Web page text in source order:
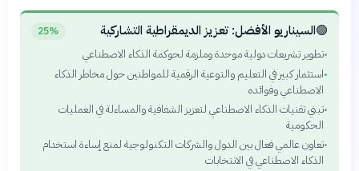
🟢السيناريو الأفضل: تعزيز الديمقراطية التشاركية 25%
•تطوير تشريعات دولية موحدة وملزمة لحوكمة الذكاء الاصطناعي
•استثمار كبير في التعليم والتوعية الرقمية للمواطنين حول مخاطر الذكاء
الاصطناعي وفوائده
•تبني تقنيات الذكاء الاصطناعي لتعزيز الشفافية والمساءلة في العمليات
الحكومية
•تعاون عالمي فعال بين الدول والشركات التكنولوجية لمنع إساءة استخدام
الذكاء الاصطناعي في الانتخابات